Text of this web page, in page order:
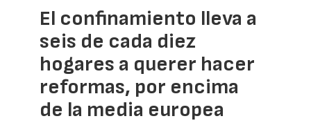
El confinamiento lleva a
seis de cada diez
hogares a querer hacer
reformas, por encima
de la media europea